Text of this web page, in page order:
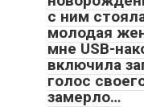
с ним
молодая
мне USB-
включила
голос
замерло…